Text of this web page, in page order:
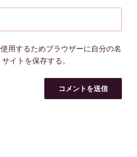
用するためブラウザーに自分の名
イトを保存する。